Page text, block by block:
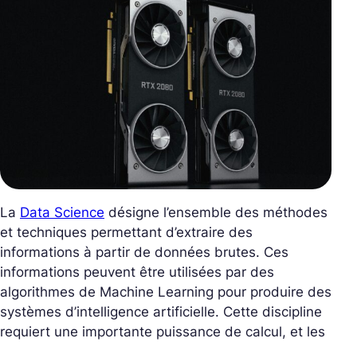
La Data Science désigne l’ensemble des méthodes
et techniques permettant d’extraire des
informations à partir de données brutes. Ces
informations peuvent être utilisées par des
algorithmes de Machine Learning pour produire des
systèmes d’intelligence artificielle. Cette discipline
requiert une importante puissance de calcul, et les